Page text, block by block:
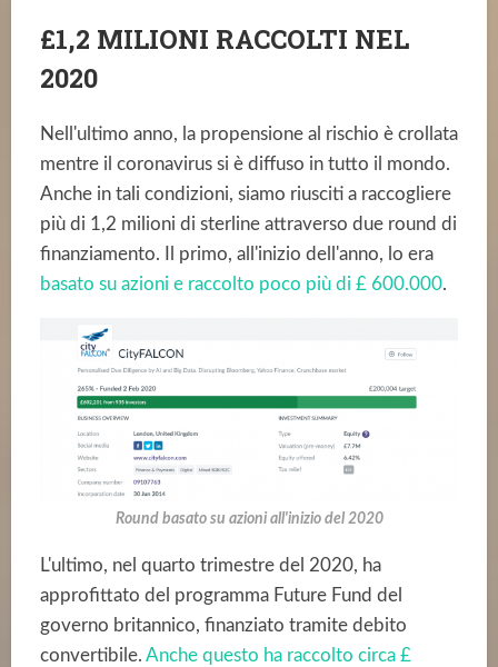
£1,2 MILIONI RACCOLTI NEL
2020
Nell'ultimo anno, la propensione al rischio è crollata
mentre il coronavirus si è diffuso in tutto il mondo.
Anche in tali condizioni, siamo riusciti a raccogliere
più di 1,2 milioni di sterline attraverso due round di
finanziamento. Il primo, all'inizio dell'anno, lo era
basato su azioni e raccolto poco più di £ 600.000.
Round basato su azioni all'inizio del 2020
L'ultimo, nel quarto trimestre del 2020, ha
approfittato del programma Future Fund del
governo britannico, finanziato tramite debito
convertibile. Anche questo ha raccolto circa £